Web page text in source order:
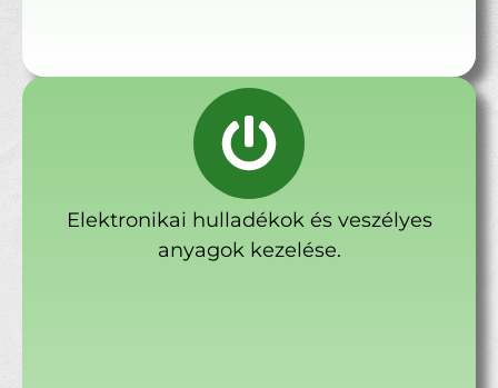
Elektronikai hulladékok és veszélyes
anyagok kezelése.